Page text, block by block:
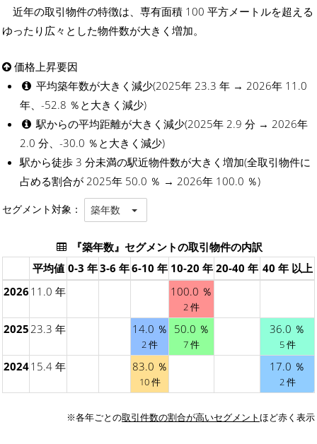
近年の取引物件の特徴は、専有面積 100 平方メートルを超える
ゆったり広々とした物件数が大きく増加。
価格上昇要因
平均築年数が大きく減少(2025年 23.3 年 → 2026年 11.0
年、-52.8 ％と大きく減少)
駅からの平均距離が大きく減少(2025年 2.9 分 → 2026年
2.0 分、-30.0 ％と大きく減少)
駅から徒歩 3 分未満の駅近物件数が大きく増加(全取引物件に
占める割合が 2025年 50.0 ％ → 2026年 100.0 ％)
セグメント対象： 築年数
『築年数』セグメントの取引物件の内訳
平均値 0-3 年3-6 年6-10 年 10-20 年 20-40 年 40 年 以上
2026 11.0 年 100.0 ％
2 件
2025 23.3 年 14.0 ％
2 件
50.0 ％
7 件
36.0 ％
5 件
202415.4 年 83.0 ％
10 件
17.0 ％
2 件
※各年ごとの取引件数の割合が高いセグメントほど赤く表示